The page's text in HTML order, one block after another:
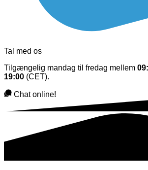
Tal med os
Tilgængelig mandag til fredag mellem
19:00 (CET).
Chat online!